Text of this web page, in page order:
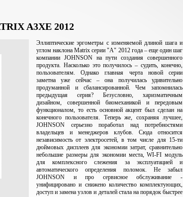
A3XE 2012
Эллиптические эргометры с изменяемой длиной шага и
углом наклона Matrix серии "A" 2012 года – еще один шаг
компании JOHNSON на пути создания совершенного
продукта. Насколько это получилось – судить, конечно,
пользователям. Однако главная черта новой серии
заметна уже сейчас – она получилась удивительно
продуманной и сбалансированной. Чем запомнилась
предыдущая серия? Безусловно, харизматичным
дизайном, совершенной биомеханикой и передовым
функционалом, то есть основной акцент был сделан на
конечного пользователя. Теперь же, сохраняя лучшее,
JOHNSON серьезно поработал над потребностями
владельцев и менеджеров клубов. Сюда относится
независимость от электросетей, в том числе для 15-ти
дюймовых дисплеев для экономии затрат, сравнительно
небольшие размеры для экономии места, WI-FI модуль
для комплексного слежения за эксплуатацией и
автоматического определения поломок. Не забыл
JOHNSON и про сервисное обслуживание -
унифицировано и снижено количество комплектующих,
доступ и замена узлов и деталей стала на порядок быстрее